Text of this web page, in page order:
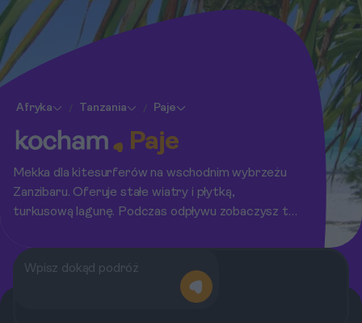
Afryka / Tanzania / Paje
Paje
Mekka dla kitesurferów na wschodnim wybrzeżu
Zanzibaru. Oferuje stałe wiatry i płytką,
turkusową lagunę. Podczas odpływu zobaczysz tu